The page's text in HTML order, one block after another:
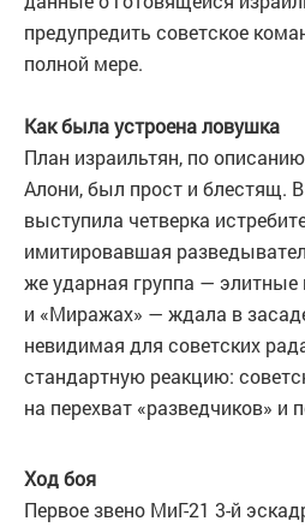
предупредить советское
полной мере.
Как была устроена ловушка
План израильтян, по
Алони, был прост и блестящ.
выступила четверка
имитировавшая
же ударная группа —
и «Миражах» — ждала в
невидимая для советских
стандартную реакцию:
на перехват «разведчиков» и
Ход боя
Первое звено МиГ-21 3-й